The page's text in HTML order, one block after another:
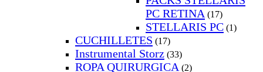
PC RETINA (17)
STELLARIS PC (1)
CUCHILLETES (17)
Instrumental Storz (33)
ROPA QUIRURGICA (2)